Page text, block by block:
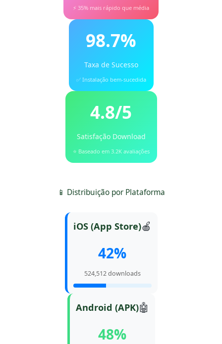
⚡ 35% mais rápido que média
98.7%
Taxa de Sucesso
✅ Instalação bem-sucedida
4.8/5
Satisfação Download
⭐ Baseado em 3.2K avaliações
📱 Distribuição por Plataforma
iOS (App Store)🍎
42%
524,512 downloads
Android (APK)🤖
48%